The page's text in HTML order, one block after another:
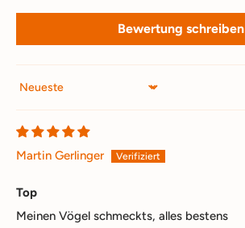
Bewertung schreiben
Sort by
Martin Gerlinger
Top
Meinen Vögel schmeckts, alles bestens